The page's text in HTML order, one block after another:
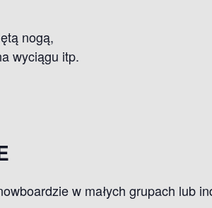
nogą,
wyciągu itp.
w małych grupach lub